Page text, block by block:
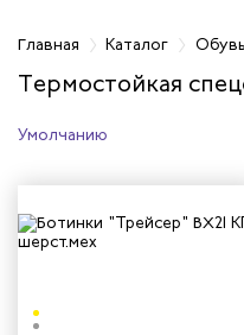
обувь
Главная Каталог Обувь
Термостойкая